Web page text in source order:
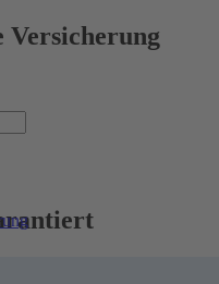
Versicherung